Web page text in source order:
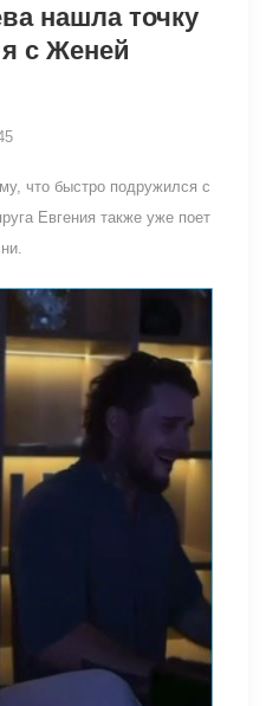
нашла точку
с Женей
что быстро подружился с
Евгения также уже поет